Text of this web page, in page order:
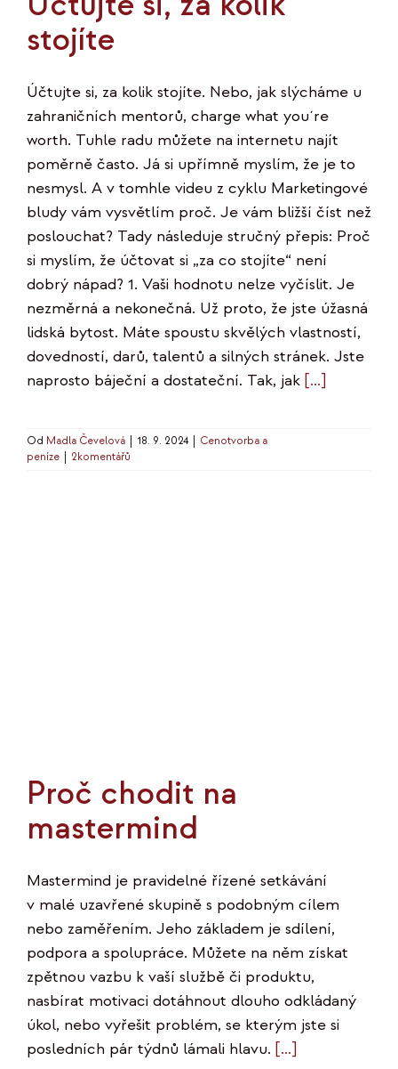
stojíte
Účtujte si, za kolik stojíte. Nebo, jak slýcháme u
zahraničních mentorů, charge what you´re
worth. Tuhle radu můžete na internetu najít
poměrně často. Já si upřímně myslím, že je to
nesmysl. A v tomhle videu z cyklu Marketingové
bludy vám vysvětlím proč. Je vám bližší číst než
poslouchat? Tady následuje stručný přepis: Proč
si myslím, že účtovat si „za co stojíte“ není
dobrý nápad? 1. Vaši hodnotu nelze vyčíslit. Je
nezměrná a nekonečná. Už proto, že jste úžasná
lidská bytost. Máte spoustu skvělých vlastností,
dovedností, darů, talentů a silných stránek. Jste
naprosto báječní a dostateční. Tak, jak [...]
Od Madla Čevelová 18. 9. 2024
Cenotvorba a
peníze
2komentářů
Proč chodit na
mastermind
Mastermind je pravidelné řízené setkávání
v malé uzavřené skupině s podobným cílem
nebo zaměřením. Jeho základem je sdílení,
podpora a spolupráce. Můžete na něm získat
zpětnou vazbu k vaší službě či produktu,
nasbírat motivaci dotáhnout dlouho odkládaný
úkol, nebo vyřešit problém, se kterým jste si
posledních pár týdnů lámali hlavu. […]